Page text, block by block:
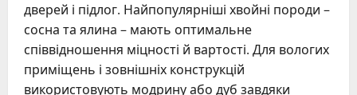
дверей і підлог. Найпопулярніші хвойні породи –
сосна та ялина – мають оптимальне
співвідношення міцності й вартості. Для вологих
приміщень і зовнішніх конструкцій
використовують модрину або дуб завдяки